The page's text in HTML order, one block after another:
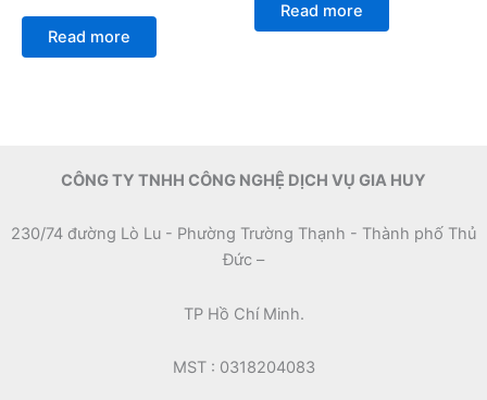
Rated
of
Read more
of
Read more
CÔNG TY TNHH CÔNG NGHỆ DỊCH VỤ GIA HUY
230/74 đường Lò Lu - Phường Trường Thạnh - Thành phố Thủ
Đức –
TP Hồ Chí Minh.
MST : 0318204083